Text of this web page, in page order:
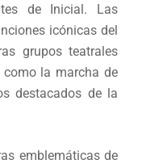
de Inicial. Las
icónicas del
grupos teatrales
como la marcha de
destacados de la
emblemáticas de